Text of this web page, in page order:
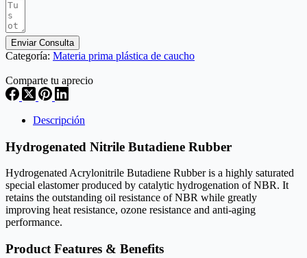
Enviar Consulta
Categoría: Materia prima plástica de caucho
Comparte tu aprecio
Descripción
Hydrogenated Nitrile Butadiene Rubber
Hydrogenated Acrylonitrile Butadiene Rubber is a highly saturated
special elastomer produced by catalytic hydrogenation of NBR. It
retains the outstanding oil resistance of NBR while greatly
improving heat resistance, ozone resistance and anti-aging
performance.
Product Features & Benefits